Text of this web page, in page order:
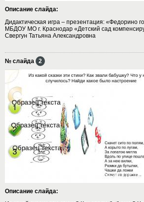
Описание слайда:
Дидактическая игра – презентация: «Федорино
МБДОУ МО г. Краснодар «Детский сад
Свергун Татьяна Александровна
№ слайда 2
Описание слайда: